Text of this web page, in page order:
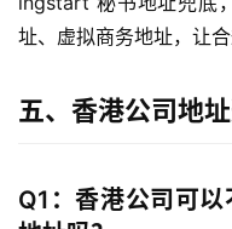
付
方
金
登录
址、虚拟商务地址，让
五、香港公司地
Q1：香港公司可